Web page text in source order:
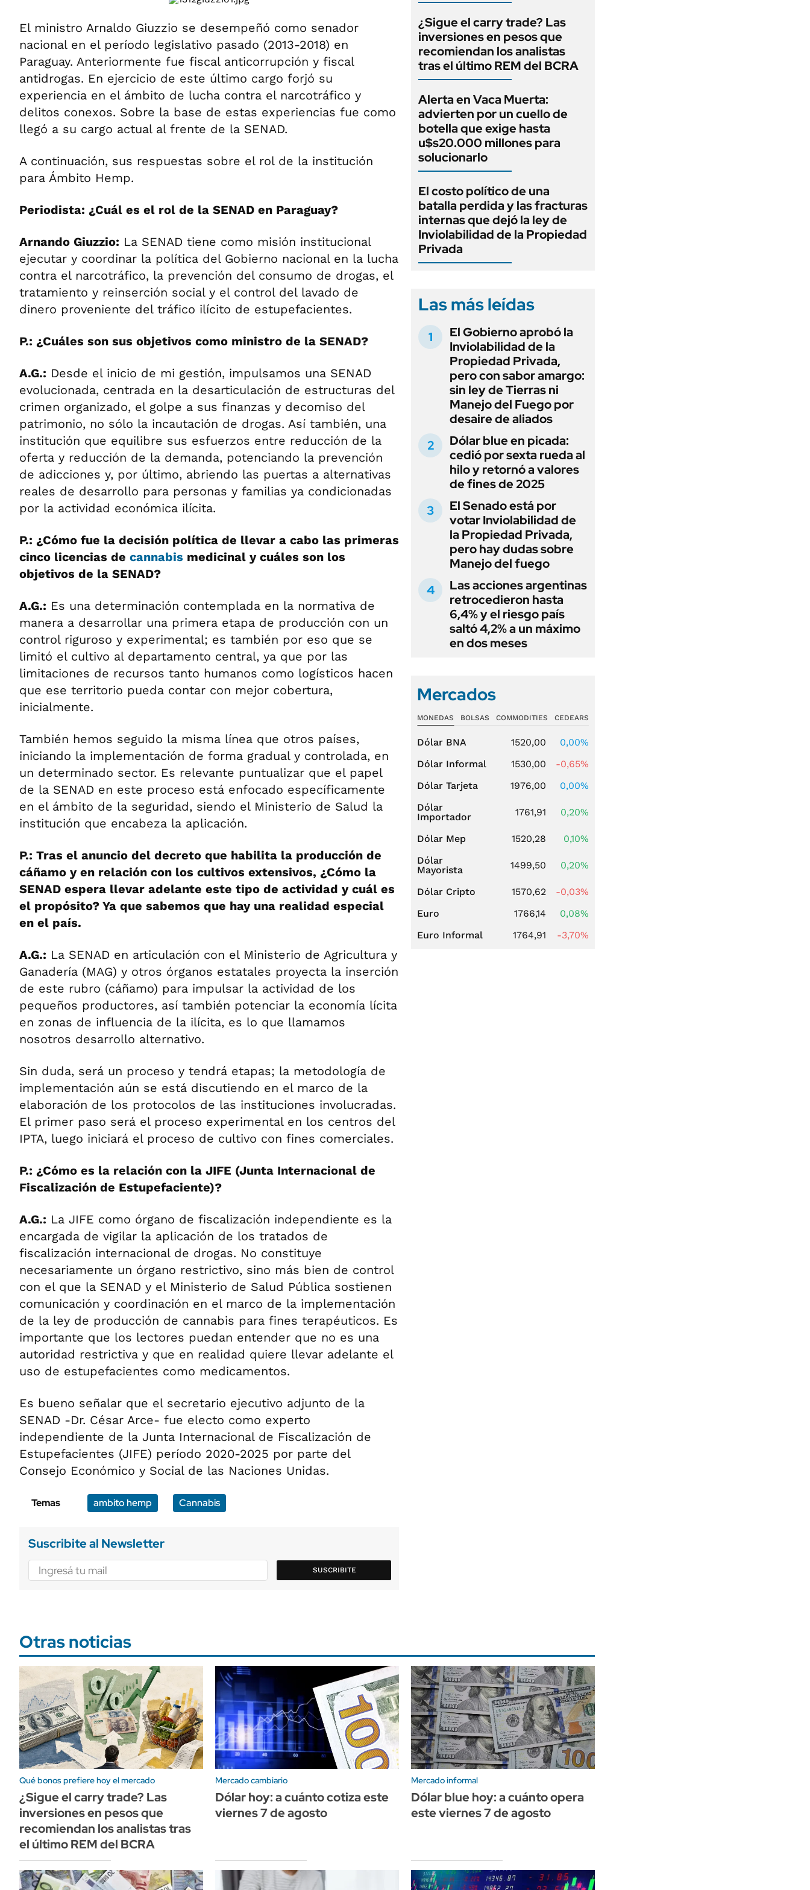
El ministro Arnaldo Giuzzio se desempeñó como senador
nacional en el período legislativo pasado (2013-2018) en
Paraguay. Anteriormente fue fiscal anticorrupción y fiscal
antidrogas. En ejercicio de este último cargo forjó su
experiencia en el ámbito de lucha contra el narcotráfico y
delitos conexos. Sobre la base de estas experiencias fue como
llegó a su cargo actual al frente de la SENAD.
A continuación, sus respuestas sobre el rol de la institución
para Ámbito Hemp.
Periodista: ¿Cuál es el rol de la SENAD en Paraguay?
Arnando Giuzzio: La SENAD tiene como misión institucional
ejecutar y coordinar la política del Gobierno nacional en la lucha
contra el narcotráfico, la prevención del consumo de drogas, el
tratamiento y reinserción social y el control del lavado de
dinero proveniente del tráfico ilícito de estupefacientes.
P.: ¿Cuáles son sus objetivos como ministro de la SENAD?
A.G.: Desde el inicio de mi gestión, impulsamos una SENAD
evolucionada, centrada en la desarticulación de estructuras del
crimen organizado, el golpe a sus finanzas y decomiso del
patrimonio, no sólo la incautación de drogas. Así también, una
institución que equilibre sus esfuerzos entre reducción de la
oferta y reducción de la demanda, potenciando la prevención
de adicciones y, por último, abriendo las puertas a alternativas
reales de desarrollo para personas y familias ya condicionadas
por la actividad económica ilícita.
P.: ¿Cómo fue la decisión política de llevar a cabo las primeras
cinco licencias de cannabis medicinal y cuáles son los
objetivos de la SENAD?
A.G.: Es una determinación contemplada en la normativa de
manera a desarrollar una primera etapa de producción con un
control riguroso y experimental; es también por eso que se
limitó el cultivo al departamento central, ya que por las
limitaciones de recursos tanto humanos como logísticos hacen
que ese territorio pueda contar con mejor cobertura,
inicialmente.
También hemos seguido la misma línea que otros países,
iniciando la implementación de forma gradual y controlada, en
un determinado sector. Es relevante puntualizar que el papel
de la SENAD en este proceso está enfocado específicamente
en el ámbito de la seguridad, siendo el Ministerio de Salud la
institución que encabeza la aplicación.
P.: Tras el anuncio del decreto que habilita la producción de
cáñamo y en relación con los cultivos extensivos, ¿Cómo la
SENAD espera llevar adelante este tipo de actividad y cuál es
el propósito? Ya que sabemos que hay una realidad especial
en el país.
A.G.: La SENAD en articulación con el Ministerio de Agricultura y
Ganadería (MAG) y otros órganos estatales proyecta la inserción
de este rubro (cáñamo) para impulsar la actividad de los
pequeños productores, así también potenciar la economía lícita
en zonas de influencia de la ilícita, es lo que llamamos
nosotros desarrollo alternativo.
Sin duda, será un proceso y tendrá etapas; la metodología de
implementación aún se está discutiendo en el marco de la
elaboración de los protocolos de las instituciones involucradas.
El primer paso será el proceso experimental en los centros del
IPTA, luego iniciará el proceso de cultivo con fines comerciales.
P.: ¿Cómo es la relación con la JIFE (Junta Internacional de
Fiscalización de Estupefaciente)?
A.G.: La JIFE como órgano de fiscalización independiente es la
encargada de vigilar la aplicación de los tratados de
fiscalización internacional de drogas. No constituye
necesariamente un órgano restrictivo, sino más bien de control
con el que la SENAD y el Ministerio de Salud Pública sostienen
comunicación y coordinación en el marco de la implementación
de la ley de producción de cannabis para fines terapéuticos. Es
importante que los lectores puedan entender que no es una
autoridad restrictiva y que en realidad quiere llevar adelante el
uso de estupefacientes como medicamentos.
Es bueno señalar que el secretario ejecutivo adjunto de la
SENAD -Dr. César Arce- fue electo como experto
independiente de la Junta Internacional de Fiscalización de
Estupefacientes (JIFE) período 2020-2025 por parte del
Consejo Económico y Social de las Naciones Unidas.
Temas ambito hemp Cannabis
Suscribite al Newsletter
SUSCRIBITE
¿Sigue el carry trade? Las
inversiones en pesos que
recomiendan los analistas
tras el último REM del BCRA
Alerta en Vaca Muerta:
advierten por un cuello de
botella que exige hasta
u$s20.000 millones para
solucionarlo
El costo político de una
batalla perdida y las fracturas
internas que dejó la ley de
Inviolabilidad de la Propiedad
Privada
Las más leídas
El Gobierno aprobó la
Inviolabilidad de la
Propiedad Privada,
pero con sabor amargo:
sin ley de Tierras ni
Manejo del Fuego por
desaire de aliados
Dólar blue en picada:
cedió por sexta rueda al
hilo y retornó a valores
de fines de 2025
El Senado está por
votar Inviolabilidad de
la Propiedad Privada,
pero hay dudas sobre
Manejo del fuego
Las acciones argentinas
retrocedieron hasta
6,4% y el riesgo país
saltó 4,2% a un máximo
en dos meses
Mercados
MONEDAS BOLSAS COMMODITIES CEDEARS
Dólar BNA 1520,00
0,00%
Dólar Informal
1530,00
-0,65%
Dólar Tarjeta
1976,00
0,00%
Dólar
Importador
1761,91 0,20%
Dólar Mep 1520,28
0,10%
Dólar
Mayorista
1499,50 0,20%
Dólar Cripto 1570,62
-0,03%
Euro
1766,14
0,08%
Euro Informal
1764,91 -3,70%
Otras noticias
Qué bonos prefiere hoy el mercado
¿Sigue el carry trade? Las
inversiones en pesos que
recomiendan los analistas tras
el último REM del BCRA
Mercado cambiario
Dólar hoy: a cuánto cotiza este
viernes 7 de agosto
Mercado informal
Dólar blue hoy: a cuánto opera
este viernes 7 de agosto